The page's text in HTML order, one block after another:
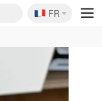
🇫🇷
FR